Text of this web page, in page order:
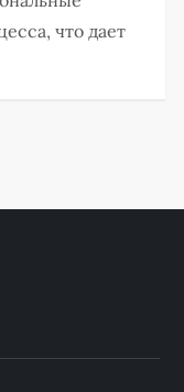
что дает